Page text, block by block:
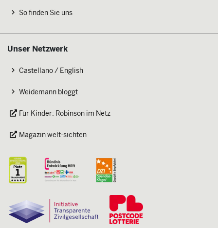
So finden Sie uns
Unser Netzwerk
Castellano / English
Weidemann bloggt
Für Kinder: Robinson im Netz
Magazin welt-sichten